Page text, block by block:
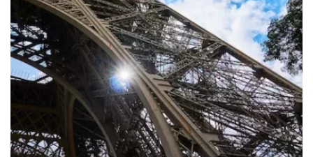
beheren via ‘Zelf instellen’. Klik je op ‘Accepteren en
doorgaan’ dan ga je akkoord met het gebruik van alle
cookies zoals omschreven in onzeCookieverklaring.
Merci!